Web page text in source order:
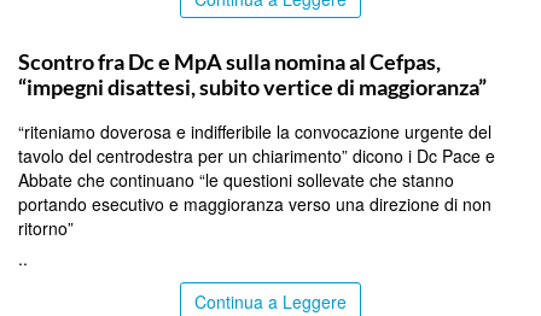
Scontro fra Dc e MpA sulla nomina al Cefpas,
“impegni disattesi, subito vertice di maggioranza”
“riteniamo doverosa e indifferibile la convocazione urgente del
tavolo del centrodestra per un chiarimento” dicono i Dc Pace e
Abbate che continuano “le questioni sollevate che stanno
portando esecutivo e maggioranza verso una direzione di non
ritorno”
..
Continua a Leggere